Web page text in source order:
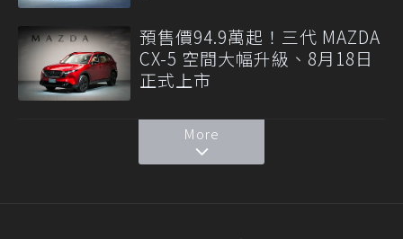
預售價94.9萬起！三代 MAZDA
CX-5 空間大幅升級、8月18日
正式上市
More